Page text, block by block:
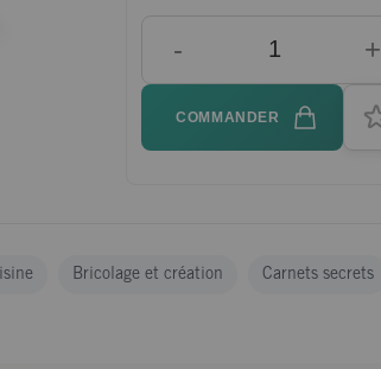
- +
COMMANDER
Bricolage et création Carnets secrets